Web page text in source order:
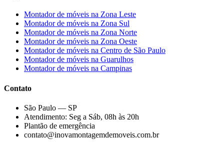
Montador de móveis na Zona Leste
Montador de móveis na Zona Sul
Montador de móveis na Zona Norte
Montador de móveis na Zona Oeste
Montador de móveis na Centro de São Paulo
Montador de móveis na Guarulhos
Montador de móveis na Campinas
Contato
São Paulo — SP
Atendimento: Seg a Sáb, 08h às 20h
Plantão de emergência
contato@inovamontagemdemoveis.com.br